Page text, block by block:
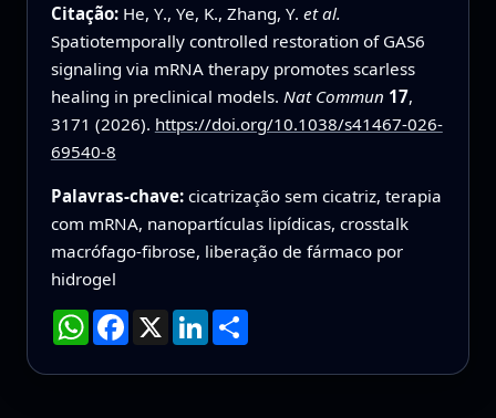
Citação: He, Y., Ye, K., Zhang, Y. et al.
Spatiotemporally controlled restoration of GAS6
signaling via mRNA therapy promotes scarless
healing in preclinical models. Nat Commun 17,
3171 (2026). https://doi.org/10.1038/s41467-026-
69540-8
Palavras-chave: cicatrização sem cicatriz, terapia
com mRNA, nanopartículas lipídicas, crosstalk
macrófago-fibrose, liberação de fármaco por
hidrogel
WhatsApp
Facebook
X LinkedInCompartilhar